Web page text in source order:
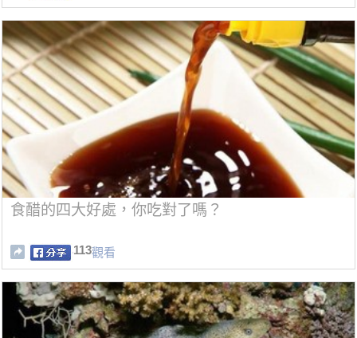
食醋的四大好處，你吃對了嗎？
113觀看